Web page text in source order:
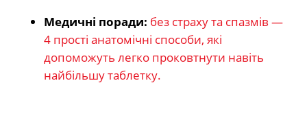
Медичні поради: без страху та спазмів —
4 прості анатомічні способи, які
допоможуть легко проковтнути навіть
найбільшу таблетку.